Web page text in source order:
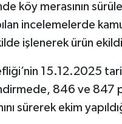
köy merasının
incelemelerde
işlenerek ürün
15.12.2025
846 ve 847
sürerek ekim